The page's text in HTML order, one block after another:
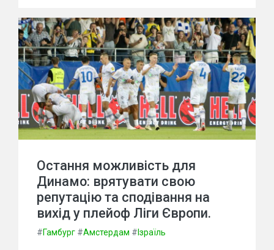
Остання можливість для
Динамо: врятувати свою
репутацію та сподівання на
вихід у плейоф Ліги Європи.
#Гамбург #Амстердам # Ізраїль